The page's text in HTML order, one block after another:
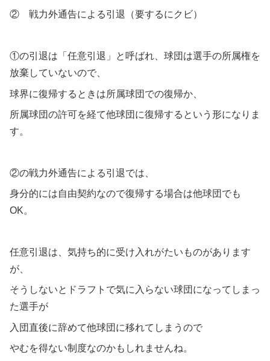
② 戦力外通告による引退（要するにクビ）
①の引退は「任意引退」と呼ばれ、球団は選手の所属権を
放棄していないので、
球界に復帰するときは所属球団での復帰か、
所属球団の許可を経て他球団に復帰するという形になりま
す。
②の戦力外通告による引退では、
身分的には自由契約なので復帰する場合は他球団でも
OK。
任意引退は、気持ち的に受け入れがたいものがあります
が、
そうしないとドラフトで気に入らない球団になってしまっ
た選手が
入団直後に辞めて他球団に移れてしまうので
やむを得ない制度なのかもしれませんね。